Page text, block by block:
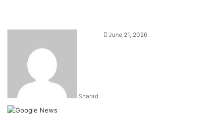
Sharad
SendJune 21, 2026